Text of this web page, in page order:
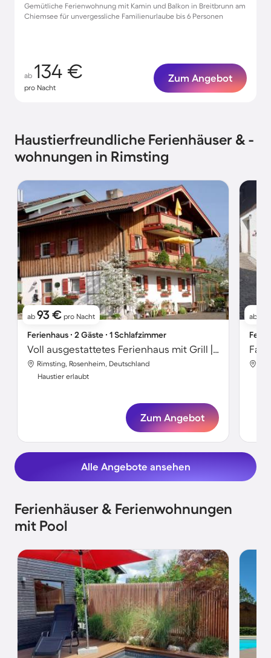
Gemütliche Ferienwohnung mit Kamin und Balkon in Breitbrunn am
Chiemsee für unvergessliche Familienurlaube bis 6 Personen
ab 134 €
pro Nacht
Zum Angebot
Haustierfreundliche Ferienhäuser & -
wohnungen in Rimsting
ab 93 € pro Nacht
Ferienhaus ∙ 2 Gäste ∙ 1 Schlafzimmer
Voll ausgestattetes Ferienhaus mit Grill | Hunde erlaubt
Rimsting, Rosenheim, Deutschland
Haustier erlaubt
Zum Angebot
ab
Alle Angebote ansehen
Ferienhäuser & Ferienwohnungen
mit Pool